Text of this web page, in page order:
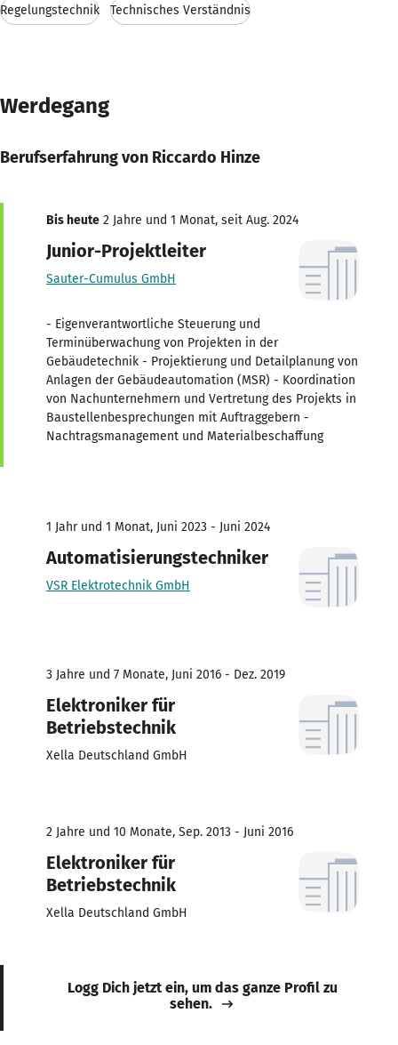
Regelungstechnik Technisches Verständnis
Werdegang
Berufserfahrung von Riccardo Hinze
Bis heute 2 Jahre und 1 Monat, seit Aug. 2024
Junior-Projektleiter
Sauter-Cumulus GmbH
- Eigenverantwortliche Steuerung und
Terminüberwachung von Projekten in der
Gebäudetechnik - Projektierung und Detailplanung von
Anlagen der Gebäudeautomation (MSR) - Koordination
von Nachunternehmern und Vertretung des Projekts in
Baustellenbesprechungen mit Auftraggebern -
Nachtragsmanagement und Materialbeschaffung
1 Jahr und 1 Monat, Juni 2023 - Juni 2024
Automatisierungstechniker
VSR Elektrotechnik GmbH
3 Jahre und 7 Monate, Juni 2016 - Dez. 2019
Elektroniker für
Betriebstechnik
Xella Deutschland GmbH
2 Jahre und 10 Monate, Sep. 2013 - Juni 2016
Elektroniker für
Betriebstechnik
Xella Deutschland GmbH
Logg Dich jetzt ein, um das ganze Profil zu
sehen.